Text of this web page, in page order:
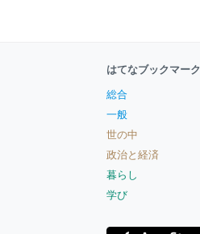
はてなブックマーク
総合
一般
世の中
政治と経済
暮らし
学び